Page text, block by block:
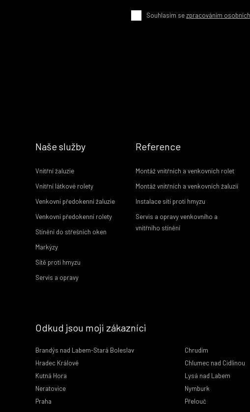
Souhlasím sezpracováním
Naše služby
Vnitřní žaluzie
Vnitřní látkové rolety
Venkovní předokenní žaluzie
Venkovní předokenní rolety
Stínění do střešních oken
Markýzy
Sítě proti hmyzu
Servis a opravy
Reference
Montáž vnitřních a venkovních rolet
Montáž vnitřních a venkovních žaluzií
Instalace sítí proti hmyzu
Servis a opravy venkovního a
vnitřního stínění
Odkud jsou moji zákazníci
Brandýs nad Labem-Stará Boleslav Chrudim
Hradec Králové
Chlumec nad Cidlinou
Kutná Hora
Lysá nad Labem
Neratovice
Nymburk
Praha
Přelouč